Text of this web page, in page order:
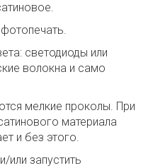
светодиоды или
волокна и само
мелкие проколы. При
материала
и без этого.
или запустить